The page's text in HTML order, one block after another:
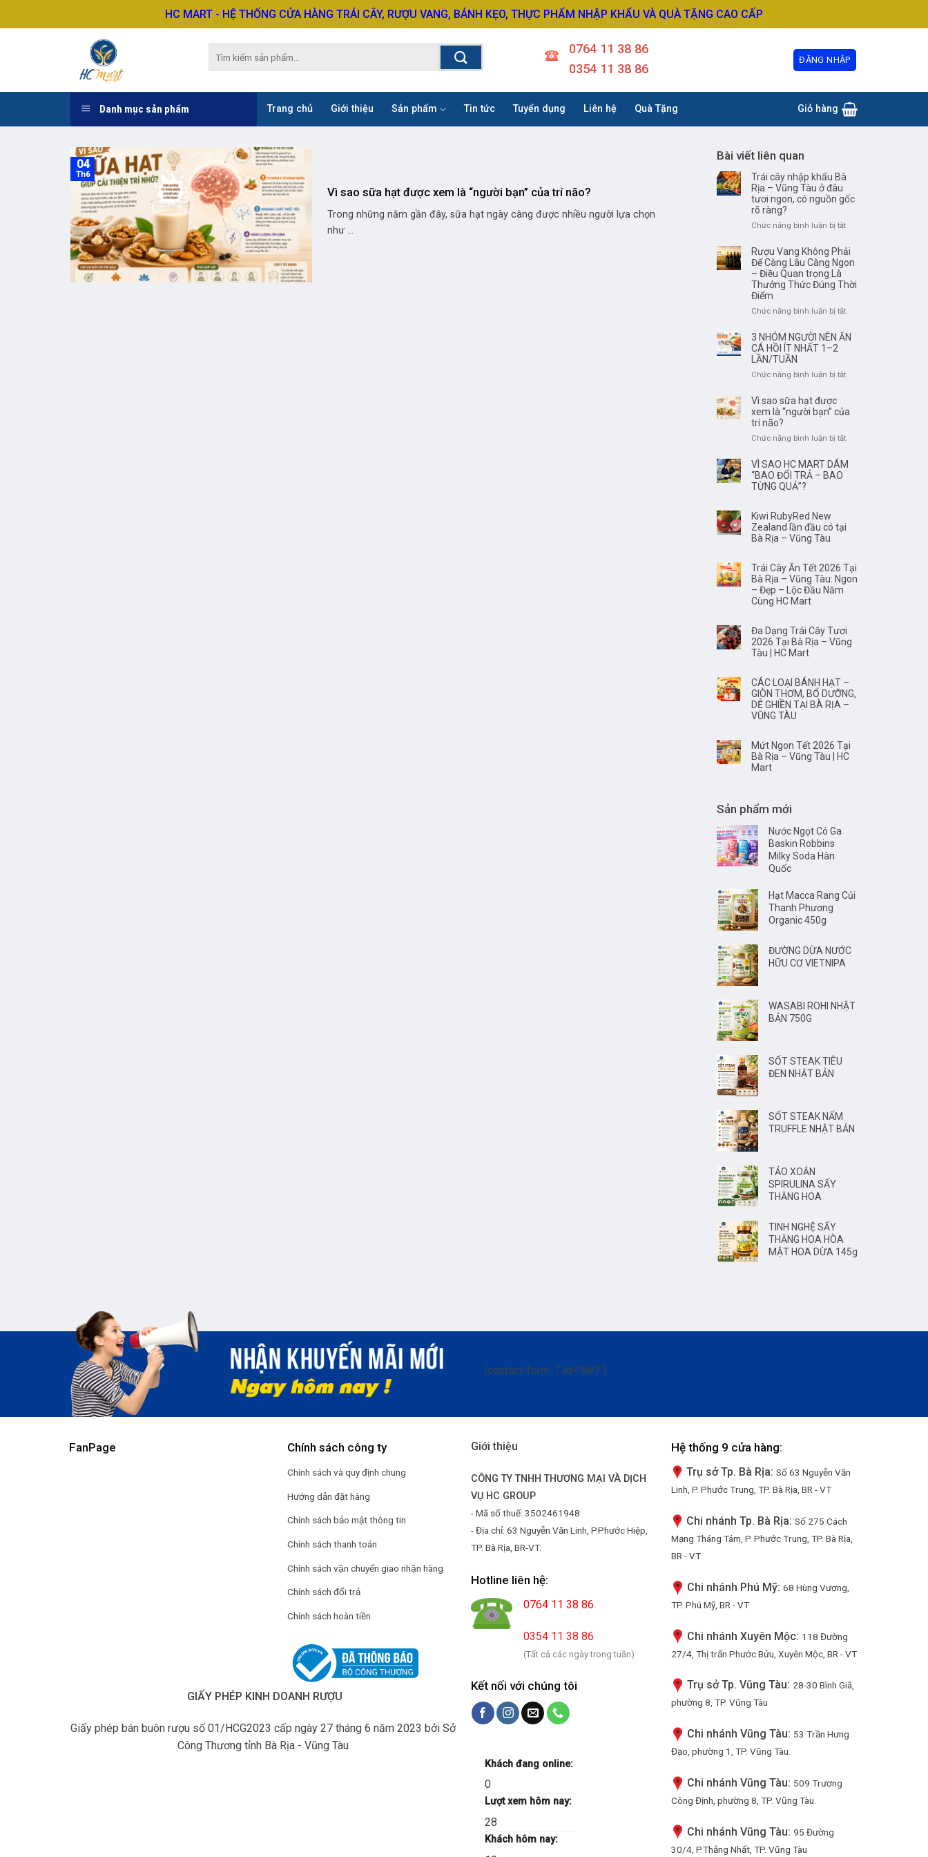
to
HC MART - HỆ THỐNG CỬA HÀNG TRÁI CÂY, RƯỢU VANG, BÁNH KẸO, THỰC PHẨM NHẬP KHẨU VÀ QUÀ TẶNG CAO CẤP
0764 11 38 86
0354 11 38 86
ĐĂNG NHẬP
Danh mục sản phẩm Trang chủ Giới thiệu Sản phẩm Tin tức Tuyển dụng Liên hệ Quà Tặng Giỏ hàng
Vì sao sữa hạt được xem là “người bạn” của trí não?
Trong những năm gần đây, sữa hạt ngày càng được nhiều người lựa chọn
như ...
04
Th6
Bài viết liên quan
Trái cây nhập khẩu Bà
Rịa – Vũng Tàu ở đâu
tươi ngon, có nguồn gốc
rõ ràng?
Chức năng bình luận bị tắtở
cây
nhập
Bà
ở
ngon,
gốc
ràng?
Rượu Vang Không Phải
Để Càng Lâu Càng Ngon
– Điều Quan trọng Là
Thưởng Thức Đúng Thời
Điểm
Chức năng bình luận bị tắtở
Vang
Ngon
Điều
trọng
Thời
Điểm
3 NHÓM NGƯỜI NÊN ĂN
CÁ HỒI ÍT NHẤT 1–2
LẦN/TUẦN
Chức năng bình luận bị tắtở
NGƯỜI
ÍT
Vì sao sữa hạt được
xem là “người bạn” của
trí não?
Chức năng bình luận bị tắtở
sao
“người
trí
não?
VÌ SAO HC MART DÁM
“BAO ĐỔI TRẢ – BAO
TỪNG QUẢ”?
Kiwi RubyRed New
Zealand lần đầu có tại
Bà Rịa – Vũng Tàu
Trái Cây Ăn Tết 2026 Tại
Bà Rịa – Vũng Tàu: Ngon
– Đẹp – Lộc Đầu Năm
Cùng HC Mart
Đa Dạng Trái Cây Tươi
2026 Tại Bà Rịa – Vũng
Tàu | HC Mart
CÁC LOẠI BÁNH HẠT –
GIÒN THƠM, BỔ DƯỠNG,
DỄ GHIỀN TẠI BÀ RỊA –
VŨNG TÀU
Mứt Ngon Tết 2026 Tại
Bà Rịa – Vũng Tàu | HC
Mart
Sản phẩm mới
Nước Ngọt Có Ga
Baskin Robbins
Milky Soda Hàn
Quốc
Hạt Macca Rang Củi
Thanh Phương
Organic 450g
ĐƯỜNG DỪA NƯỚC
HỮU CƠ VIETNIPA
WASABI ROHI NHẬT
BẢN 750G
SỐT STEAK TIÊU
ĐEN NHẬT BẢN
SỐT STEAK NẤM
TRUFFLE NHẬT BẢN
TẢO XOẮN
SPIRULINA SẤY
THĂNG HOA
TINH NGHỆ SẤY
THĂNG HOA HÒA
MẬT HOA DỪA 145g
[contact-form-7 id="687"]
FanPage Chính sách công ty
Chính sách và quy định chung
Hướng dẫn đặt hàng
Chính sách bảo mật thông tin
Chính sách thanh toán
Chính sách vận chuyển giao nhận hàng
Chính sách đổi trả
Chính sách hoàn tiền
GIẤY PHÉP KINH DOANH RƯỢU
Giấy phép bán buôn rượu số 01/HCG2023 cấp ngày 27 tháng 6 năm 2023 bởi Sở
Công Thương tỉnh Bà Rịa - Vũng Tàu
Giới thiệu
CÔNG TY TNHH THƯƠNG MẠI VÀ DỊCH
VỤ HC GROUP
- Mã số thuế: 3502461948
- Địa chỉ: 63 Nguyễn Văn Linh, P.Phước Hiệp,
TP. Bà Rịa, BR-VT.
Hotline liên hệ:
0764 11 38 86
0354 11 38 86
(Tất cả các ngày trong tuần)
Kết nối với chúng tôi
Khách đang online:
0
Lượt xem hôm nay:
28
Khách hôm nay:
Hệ thống 9 cửa hàng:
Trụ sở Tp. Bà Rịa:Số 63 Nguyễn Văn
Linh, P. Phước Trung, TP. Bà Rịa, BR - VT
Chi nhánh Tp. Bà Rịa:Số 275 Cách
Mạng Tháng Tám, P. Phước Trung, TP. Bà Rịa,
BR - VT
Chi nhánh Phú Mỹ:68 Hùng Vương,
TP. Phú Mỹ, BR - VT
Chi nhánh Xuyên Mộc: 118 Đường
27/4, Thị trấn Phước Bửu, Xuyên Mộc, BR - VT
Trụ sở Tp. Vũng Tàu: 28-30 Bình Giã,
phường 8, TP. Vũng Tàu
Chi nhánh Vũng Tàu: 53 Trần Hưng
Đạo, phường 1, TP. Vũng Tàu.
Chi nhánh Vũng Tàu: 509 Trương
Công Định, phường 8, TP. Vũng Tàu.
Chi nhánh Vũng Tàu:95 Đường
30/4, P.Thắng Nhất, TP. Vũng Tàu